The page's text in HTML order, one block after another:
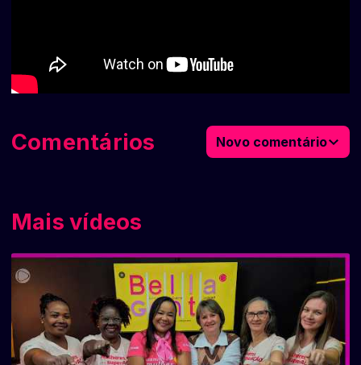
Mais vídeos
Comentários Novo comentário